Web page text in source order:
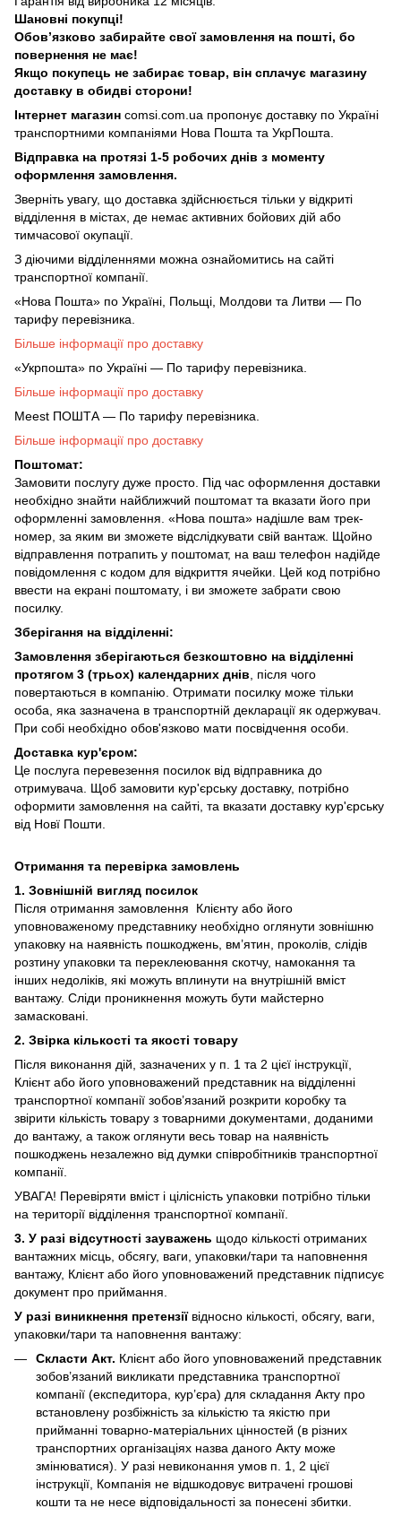
Шановні покупці!
Обовʼязково забирайте свої замовлення на пошті, бо
повернення не має!
Якщо покупець не забирає товар, він сплачує магазину
доставку в обидві сторони!
Інтернет магазин comsi.com.ua пропонує доставку по Україні
транспортними компаніями Нова Пошта та УкрПошта.
Відправка на протязі 1-5 робочих днів з моменту
оформлення замовлення.
Зверніть увагу, що доставка здійснюється тільки у відкриті
відділення в містах, де немає активних бойових дій або
тимчасової окупації.
З діючими відділеннями можна ознайомитись на сайті
транспортної компанії.
«Нова Пошта» по Україні, Польщі, Молдови та Литви — По
тарифу перевізника.
Більше інформації про доставку
«Укрпошта» по Україні — По тарифу перевізника.
Більше інформації про доставку
Meest ПОШТА — По тарифу перевізника.
Більше інформації про доставку
Поштомат:
Замовити послугу дуже просто. Під час оформлення доставки
необхідно знайти найближчий поштомат та вказати його при
оформленні замовлення. «Нова пошта» надішле вам трек-
номер, за яким ви зможете відслідкувати свій вантаж. Щойно
відправлення потрапить у поштомат, на ваш телефон надійде
повідомлення с кодом для відкриття ячейки. Цей код потрібно
ввести на екрані поштомату, і ви зможете забрати свою
посилку.
Зберігання на відділенні:
Замовлення зберігаються безкоштовно на відділенні
протягом 3 (трьох) календарних днів , після чого
повертаються в компанію. Отримати посилку може тільки
особа, яка зазначена в транспортній декларації як одержувач.
При собі необхідно обов'язково мати посвідчення особи.
Доставка кур'єром:
Це послуга перевезення посилок від відправника до
отримувача. Щоб замовити кур'єрську доставку, потрібно
оформити замовлення на сайті, та вказати доставку кур'єрську
від Новї Пошти.
Отримання та перевірка замовлень
1. Зовнішній вигляд посилок
Після отримання замовлення Клієнту або його
уповноваженому представнику необхідно оглянути зовнішню
упаковку на наявність пошкоджень, вм’ятин, проколів, слідів
розтину упаковки та переклеювання скотчу, намокання та
інших недоліків, які можуть вплинути на внутрішній вміст
вантажу. Сліди проникнення можуть бути майстерно
замасковані.
2. Звірка кількості та якості товару
Після виконання дій, зазначених у п. 1 та 2 цієї інструкції,
Клієнт або його уповноважений представник на відділенні
транспортної компанії зобов’язаний розкрити коробку та
звірити кількість товару з товарними документами, доданими
до вантажу, а також оглянути весь товар на наявність
пошкоджень незалежно від думки співробітників транспортної
компанії.
УВАГА! Перевіряти вміст і цілісність упаковки потрібно тільки
на території відділення транспортної компанії.
3. У разі відсутності зауважень щодо кількості отриманих
вантажних місць, обсягу, ваги, упаковки/тари та наповнення
вантажу, Клієнт або його уповноважений представник підписує
документ про приймання.
У разі виникнення претензіївідносно кількості, обсягу, ваги,
упаковки/тари та наповнення вантажу:
Скласти Акт. Клієнт або його уповноважений представник
зобов’язаний викликати представника транспортної
компанії (експедитора, кур’єра) для складання Акту про
встановлену розбіжність за кількістю та якістю при
прийманні товарно-матеріальних цінностей (в різних
транспортних організаціях назва даного Акту може
змінюватися). У разі невиконання умов п. 1, 2 цієї
інструкції, Компанія не відшкодовує витрачені грошові
кошти та не несе відповідальності за понесені збитки.